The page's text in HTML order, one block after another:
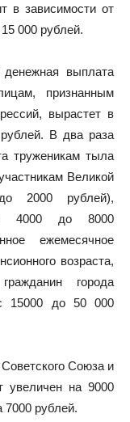
в зависимости от
000 рублей.
выплата
признанным
вырастет в
В два раза
труженикам тыла
Великой
2000 рублей),
4000 до 8000
ежемесячное
возраста,
города
15000 до 50 000
Союза и
увеличен на 9000
рублей.